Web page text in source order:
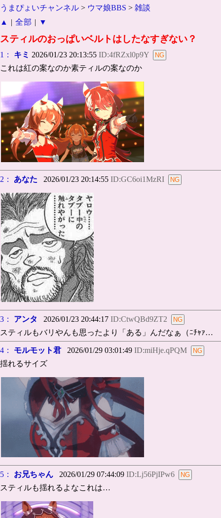
うまぴょいチャンネル > ウマ娘BBS > 雑談
▲
| 全部 | ▼
スティルのおっぱいベルトはしたなすぎない？
1： キミ 2026/01/23 20:13:55 ID:4fRZxl0p9Y
これは紅の案なのか素ティルの案なのか
2： あなた 2026/01/23 20:14:55 ID:GC6oi1MzRI
3： アンタ 2026/01/23 20:44:17 ID:CtwQBd9ZT2
スティルもバリやんも思ったより「ある」んだなぁ（ﾆﾁｬｧ…
4： モルモット君 2026/01/29 03:01:49 ID:miHje.qPQM
揺れるサイズ
5： お兄ちゃん 2026/01/29 07:44:09 ID:Lj56PjIPw6
スティルも揺れるよなこれは…